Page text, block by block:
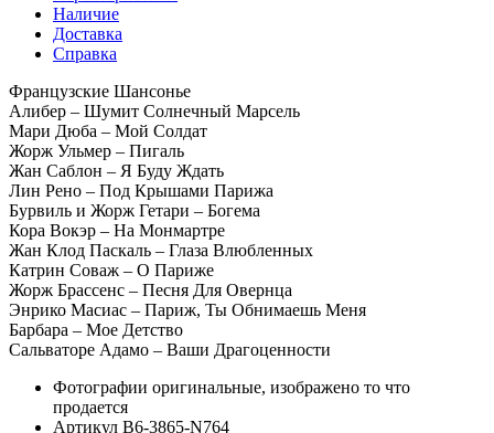
Наличие
Доставка
Справка
Французские Шансонье
Алибер – Шумит Солнечный Марсель
Мари Дюба – Мой Солдат
Жорж Ульмер – Пигаль
Жан Саблон – Я Буду Ждать
Лин Рено – Под Крышами Парижа
Бурвиль и Жорж Гетари – Богема
Кора Вокэр – На Монмартре
Жан Клод Паскаль – Глаза Влюбленных
Катрин Соваж – О Париже
Жорж Брассенс – Песня Для Овернца
Энрико Масиас – Париж, Ты Обнимаешь Меня
Барбара – Мое Детство
Сальваторе Адамо – Ваши Драгоценности
Фотографии оригинальные, изображено то что
продается
Артикул B6-3865-N764